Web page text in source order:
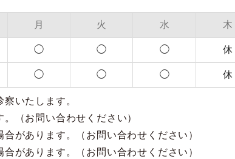
月 火 水 木
◯ ◯ ◯ 休
◯ ◯ ◯ 休
いたします。
（お問い合わせください）
があります。（お問い合わせください）
があります。（お問い合わせください）